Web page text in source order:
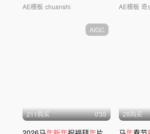
AE模板 chuanshi AE模板 奇
AIGC
211购买 0'35 28购买